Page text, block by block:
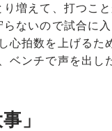
増えて、打つこ
ないので試合に
心拍数を上げるた
ベンチで声を出し
」